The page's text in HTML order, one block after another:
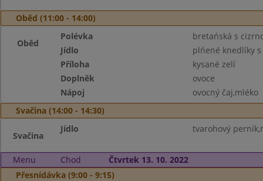
Oběd (11:00 - 14:00)
Oběd
Polévka
bretańská s
Jídlo
plńené knedlíky
Příloha
kysané zelí
Doplněk
ovoce
Nápoj
ovocný čaj,mléko
Svačina (14:00 - 14:30)
Svačina
Jídlo tvarohový
Menu Chod
Čtvrtek 13. 10. 2022
Přesnídávka (9:00 - 9:15)